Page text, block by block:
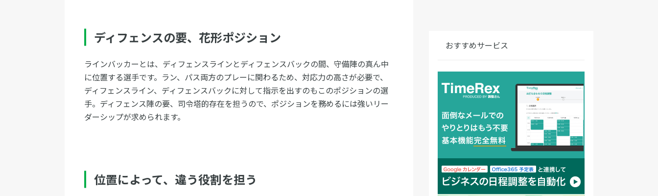
ディフェンスの要、花形ポジション
ラインバッカーとは、ディフェンスラインとディフェンスバックの間、守備陣の真ん中
に位置する選手です。ラン、パス両方のプレーに関わるため、対応力の高さが必要で、
ディフェンスライン、ディフェンスバックに対して指示を出すのもこのポジションの選
手。ディフェンス陣の要、司令塔的存在を担うので、ポジションを務めるには強いリー
ダーシップが求められます。
位置によって、違う役割を担う
おすすめサービス